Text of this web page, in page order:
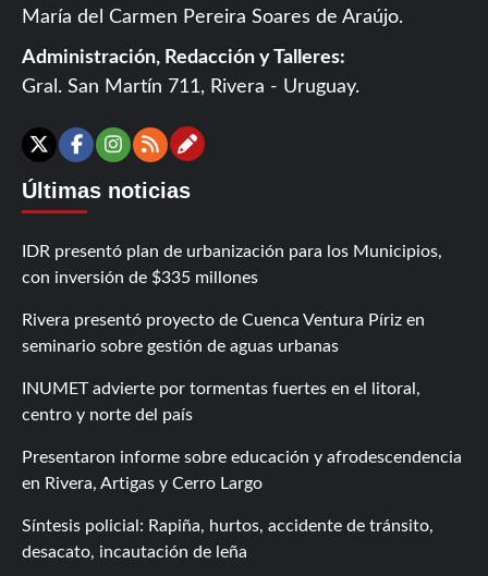
María del Carmen Pereira Soares de Araújo.
Administración, Redacción y Talleres:
Gral. San Martín 711, Rivera - Uruguay.
X Facebook
Instagram
RSSContáctanos
Últimas noticias
IDR presentó plan de urbanización para los Municipios,
con inversión de $335 millones
Rivera presentó proyecto de Cuenca Ventura Píriz en
seminario sobre gestión de aguas urbanas
INUMET advierte por tormentas fuertes en el litoral,
centro y norte del país
Presentaron informe sobre educación y afrodescendencia
en Rivera, Artigas y Cerro Largo
Síntesis policial: Rapiña, hurtos, accidente de tránsito,
desacato, incautación de leña